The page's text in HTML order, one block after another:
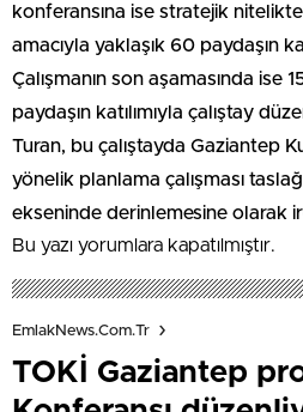
konferansına ise stratejik
amacıyla yaklaşık 60 paydaşın
Çalışmanın son aşamasında ise
paydaşın katılımıyla çalıştay
Turan, bu çalıştayda Gaziantep
yönelik planlama çalışması
ekseninde derinlemesine olarak
Bu yazı yorumlara kapatılmıştır.
EmlakNews.com.tr
TOKİ Gaziantep